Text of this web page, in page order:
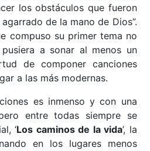
los obstáculos que fueron
de la mano de Dios”.
compuso su primer tema no
a sonar al menos un
de componer canciones
a las más modernas.
es inmenso y con una
entre todas siempre se
‘Los caminos de la vida’, la
en los lugares menos